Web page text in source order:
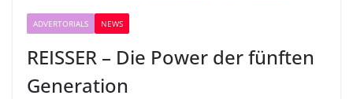
ADVERTORIALS NEWS
REISSER – Die Power der fünften
Generation